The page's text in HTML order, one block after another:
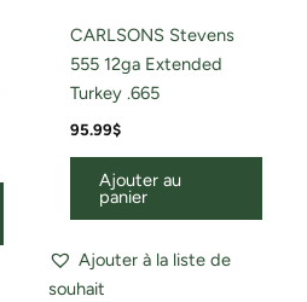
CARLSONS Stevens
555 12ga Extended
Turkey .665
95.99$
Ajouter au
panier
Ajouter à la liste de
souhait